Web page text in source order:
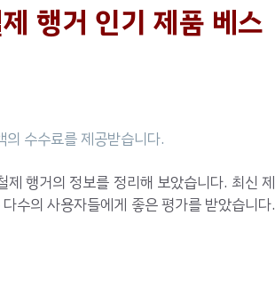
행거 인기 제품 베스
행거의 정보를 정리해 보았습니다. 최신 제
수의 사용자들에게 좋은 평가를 받았습니다.